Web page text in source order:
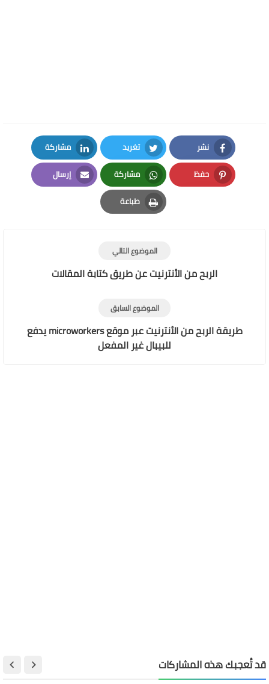
نشر
Facebook
تغريد
Twitter
مشاركة
LinkedIn
حفظ
Pinterest
مشاركة
Whatsapp
إرسال
Email
طباعة
Print
الموضوع التالي
الربح من الأنترنيت عن طريق كتابة المقالات
الموضوع السابق
طريقة الربح من الأنترنيت عبر موقع microworkers يدفع
للبيبال غير المفعل
قد تُعجبك هذه المشاركات